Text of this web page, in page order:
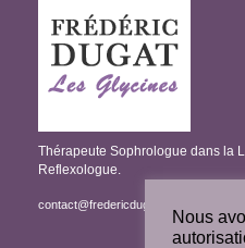
Thérapeute Sophrologue dans la
Reflexologue.
contact@fredericdugat-sophrologie.fr
Nous